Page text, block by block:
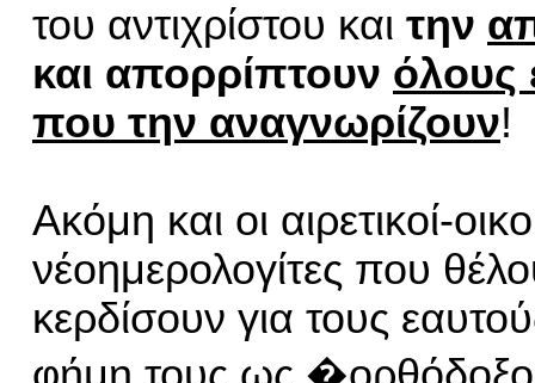
του αντιχρίστου και την
και απορρίπτουν όλους
που την αναγνωρίζουν!
Ακόμη και οι αιρετικοί-
νέοημερολογίτες που
κερδίσουν για τους